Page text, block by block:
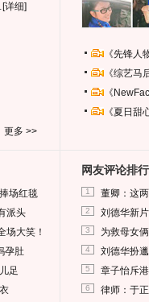
[详细]
更多 >>
《先锋
《综艺
《
《夏日
场红毯
派头
场大笑！
孕肚
足
网友评论排行
1 董卿：这
2 刘德华新
3 为救母女
4 刘德华扮
5 章子怡斥
6 律师：于